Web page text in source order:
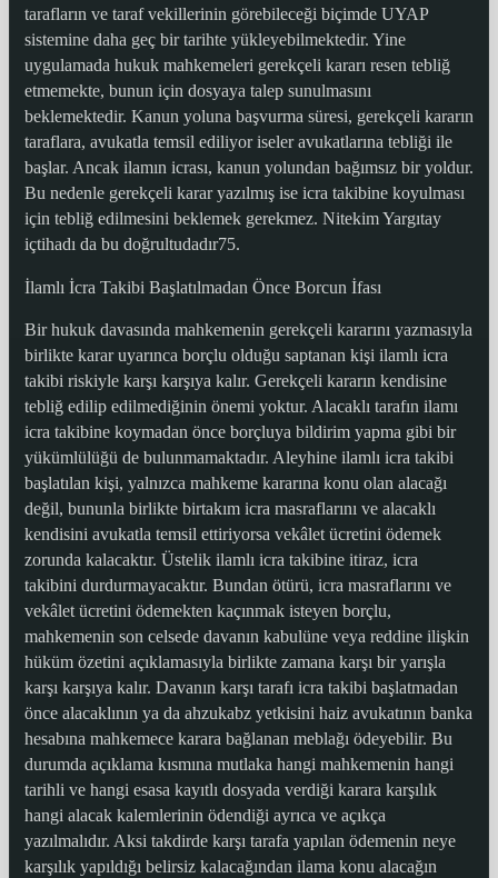
tarafların ve taraf vekillerinin görebileceği biçimde UYAP
sistemine daha geç bir tarihte yükleyebilmektedir. Yine
uygulamada hukuk mahkemeleri gerekçeli kararı resen tebliğ
etmemekte, bunun için dosyaya talep sunulmasını
beklemektedir. Kanun yoluna başvurma süresi, gerekçeli kararın
taraflara, avukatla temsil ediliyor iseler avukatlarına tebliği ile
başlar. Ancak ilamın icrası, kanun yolundan bağımsız bir yoldur.
Bu nedenle gerekçeli karar yazılmış ise icra takibine koyulması
için tebliğ edilmesini beklemek gerekmez. Nitekim Yargıtay
içtihadı da bu doğrultudadır75.
İlamlı İcra Takibi Başlatılmadan Önce Borcun İfası
Bir hukuk davasında mahkemenin gerekçeli kararını yazmasıyla
birlikte karar uyarınca borçlu olduğu saptanan kişi ilamlı icra
takibi riskiyle karşı karşıya kalır. Gerekçeli kararın kendisine
tebliğ edilip edilmediğinin önemi yoktur. Alacaklı tarafın ilamı
icra takibine koymadan önce borçluya bildirim yapma gibi bir
yükümlülüğü de bulunmamaktadır. Aleyhine ilamlı icra takibi
başlatılan kişi, yalnızca mahkeme kararına konu olan alacağı
değil, bununla birlikte birtakım icra masraflarını ve alacaklı
kendisini avukatla temsil ettiriyorsa vekâlet ücretini ödemek
zorunda kalacaktır. Üstelik ilamlı icra takibine itiraz, icra
takibini durdurmayacaktır. Bundan ötürü, icra masraflarını ve
vekâlet ücretini ödemekten kaçınmak isteyen borçlu,
mahkemenin son celsede davanın kabulüne veya reddine ilişkin
hüküm özetini açıklamasıyla birlikte zamana karşı bir yarışla
karşı karşıya kalır. Davanın karşı tarafı icra takibi başlatmadan
önce alacaklının ya da ahzukabz yetkisini haiz avukatının banka
hesabına mahkemece karara bağlanan meblağı ödeyebilir. Bu
durumda açıklama kısmına mutlaka hangi mahkemenin hangi
tarihli ve hangi esasa kayıtlı dosyada verdiği karara karşılık
hangi alacak kalemlerinin ödendiği ayrıca ve açıkça
yazılmalıdır. Aksi takdirde karşı tarafa yapılan ödemenin neye
karşılık yapıldığı belirsiz kalacağından ilama konu alacağın